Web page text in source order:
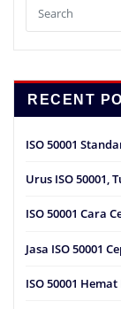
RECENT
ISO 50001
Urus ISO 50001,
ISO 50001 Cara
Jasa ISO 50001
ISO 50001